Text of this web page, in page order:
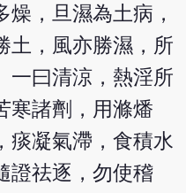
燥，旦濕為土病，
土，風亦勝濕，所
一曰清涼，熱淫所
寒諸劑，用滌燔
凝氣滯，食積水
證祛逐，勿使稽